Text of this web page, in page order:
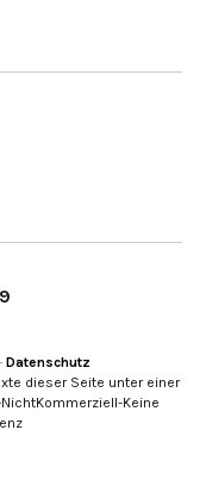
· Datenschutz
dieser Seite unter einer
Keine